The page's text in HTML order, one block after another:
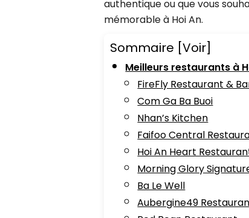
authentique ou que vous
mémorable à Hoi An.
Sommaire [Voir]
Meilleurs restaurants à
FireFly Restaurant &
Com Ga Ba Buoi
Nhan’s Kitchen
Faifoo Central
Hoi An Heart
Morning Glory
Ba Le Well
Aubergine49